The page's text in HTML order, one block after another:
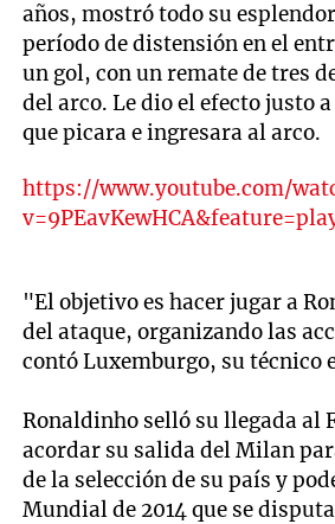
años, mostró todo su
período de distensión en el
un gol, con un remate de tres
del arco. Le dio el efecto justo
que picara e ingresara al arco.
https://www.youtube.com/
"El objetivo es hacer jugar a
del ataque, organizando las
contó Luxemburgo, su técnico
Ronaldinho selló su llegada al
acordar su salida del Milan
de la selección de su país y
Mundial de 2014 que se